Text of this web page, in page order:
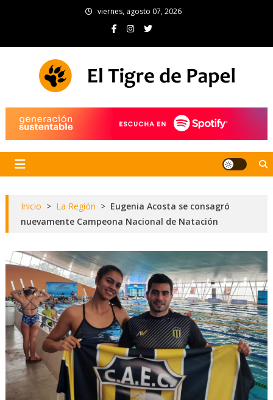
viernes, agosto 07, 2026
Inicio > La Región > Eugenia Acosta se consagró
nuevamente Campeona Nacional de Natación